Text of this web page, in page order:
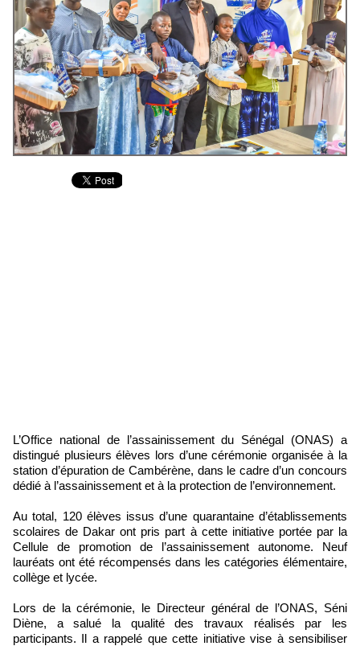
L’Office national de l’assainissement du Sénégal (ONAS) a
distingué plusieurs élèves lors d’une cérémonie organisée à la
station d’épuration de Cambérène, dans le cadre d’un concours
dédié à l’assainissement et à la protection de l’environnement.
Au total, 120 élèves issus d’une quarantaine d’établissements
scolaires de Dakar ont pris part à cette initiative portée par la
Cellule de promotion de l’assainissement autonome. Neuf
lauréats ont été récompensés dans les catégories élémentaire,
collège et lycée.
Lors de la cérémonie, le Directeur général de l’ONAS, Séni
Diène, a salué la qualité des travaux réalisés par les
participants. Il a rappelé que cette initiative vise à sensibiliser